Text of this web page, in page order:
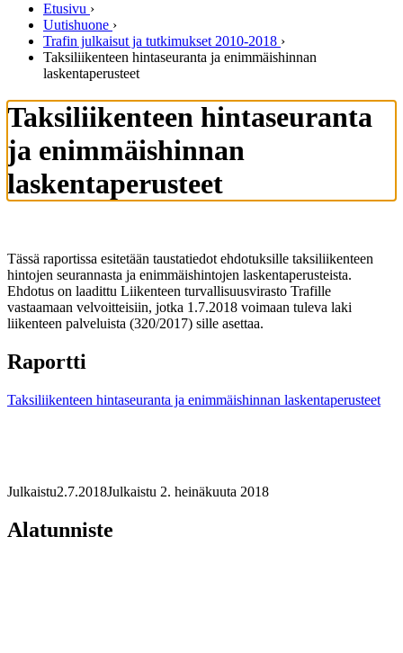
Etusivu ›
Uutishuone ›
Trafin julkaisut ja tutkimukset 2010-2018 ›
Taksiliikenteen hintaseuranta ja enimmäishinnan
laskentaperusteet
Taksiliikenteen hintaseuranta
ja enimmäishinnan
laskentaperusteet
Tässä raportissa esitetään taustatiedot ehdotuksille taksiliikenteen
hintojen seurannasta ja enimmäishintojen laskentaperusteista.
Ehdotus on laadittu Liikenteen turvallisuusvirasto Trafille
vastaamaan velvoitteisiin, jotka 1.7.2018 voimaan tuleva laki
liikenteen palveluista (320/2017) sille asettaa.
Raportti
Taksiliikenteen hintaseuranta ja enimmäishinnan laskentaperusteet
Julkaistu2.7.2018Julkaistu 2. heinäkuuta 2018
Alatunniste